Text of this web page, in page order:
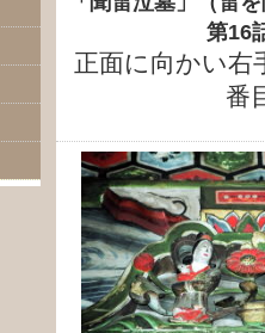
第16
正面に向かい右
番